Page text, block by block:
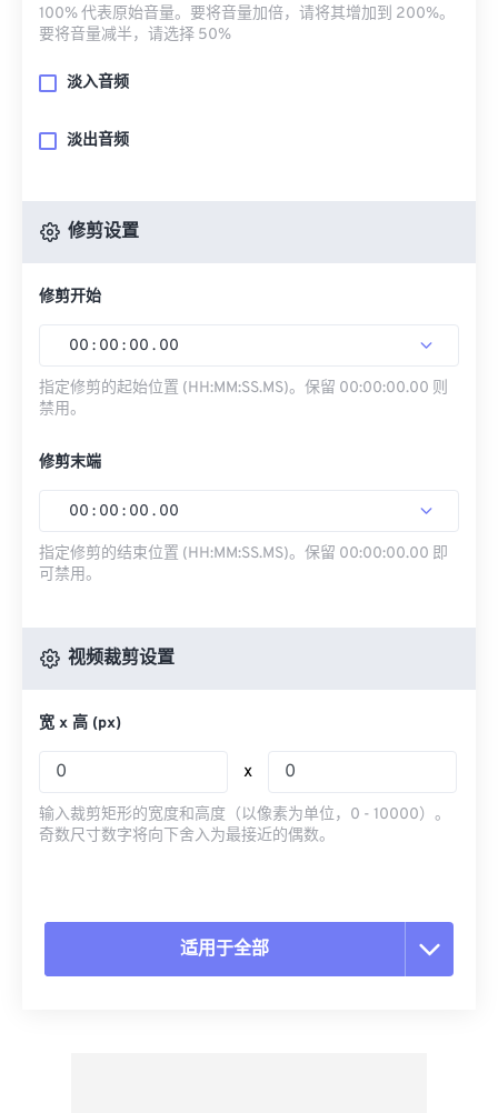
100% 代表原始音量。要将音量加倍，请将其增加到 200%。
要将音量减半，请选择 50%
淡入音频
淡出音频
修剪设置
修剪开始
00 : 00 : 00 . 00
指定修剪的起始位置 (HH:MM:SS.MS)。保留 00:00:00.00 则
禁用。
修剪末端
00 : 00 : 00 . 00
指定修剪的结束位置 (HH:MM:SS.MS)。保留 00:00:00.00 即
可禁用。
视频裁剪设置
宽 x 高 (px)
x
输入裁剪矩形的宽度和高度（以像素为单位，0 - 10000）。
奇数尺寸数字将向下舍入为最接近的偶数。
适用于全部